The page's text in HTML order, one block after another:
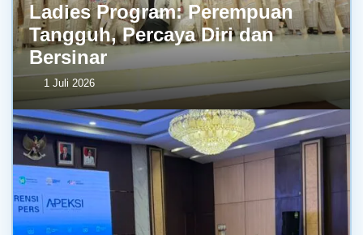
Ladies Program: Perempuan
Tangguh, Percaya Diri dan
Bersinar
1 Juli 2026